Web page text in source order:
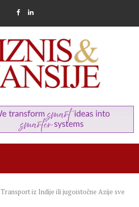
Transport iz Indije ili jugoistočne Azije sve